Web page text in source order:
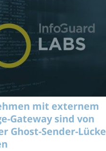
mit externem
Gateway sind von
Ghost-Sender-Lücke